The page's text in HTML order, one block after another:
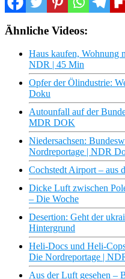
Ähnliche Videos:
Haus kaufen, Wohnung
NDR | 45 Min
Opfer der Ölindustrie:
Doku
Autounfall auf der
MDR DOK
Niedersachsen:
Nordreportage | NDR
Cochstedt Airport – aus
Dicke Luft zwischen
– Die Woche
Desertion: Geht der
Hintergrund
Heli-Docs und Heli-
Die Nordreportage |
Aus der Luft gesehen –